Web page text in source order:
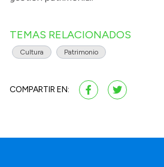
TEMAS RELACIONADOS
Cultura Patrimonio
COMPARTIR EN: